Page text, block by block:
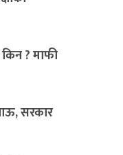
? माफी
सरकार